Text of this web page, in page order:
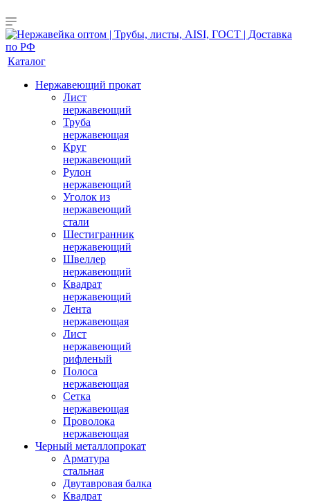
Каталог
Нержавеющий прокат
Лист
нержавеющий
Труба
нержавеющая
Круг
нержавеющий
Рулон
нержавеющий
Уголок из
нержавеющий
стали
Шестигранник
нержавеющий
Швеллер
нержавеющий
Квадрат
нержавеющий
Лента
нержавеющая
Лист
нержавеющий
рифленый
Полоса
нержавеющая
Сетка
нержавеющая
Проволока
нержавеющая
Черный металлопрокат
Арматура
стальная
Двутавровая балка
Квадрат